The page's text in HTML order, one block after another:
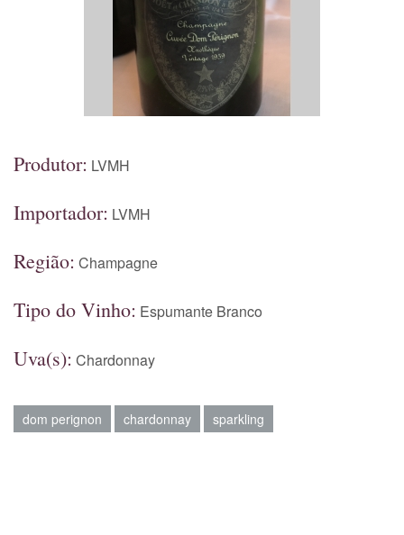
Produtor: LVMH
Importador: LVMH
Região: Champagne
Tipo do Vinho: Espumante Branco
Uva(s): Chardonnay
dom perignon chardonnay sparkling